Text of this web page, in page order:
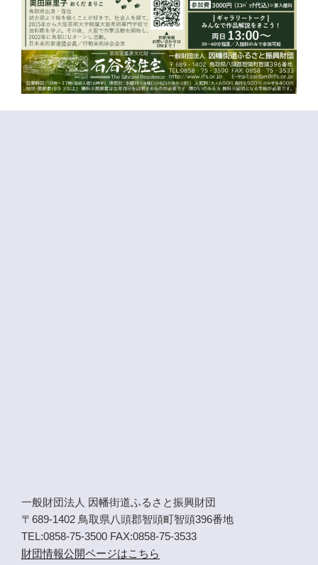
一般財団法人 因幡街道ふるさと振興財団
〒689-1402 鳥取県八頭郡智頭町智頭396番地
TEL:0858-75-3500 FAX:0858-75-3533
財団情報公開ページはこちら